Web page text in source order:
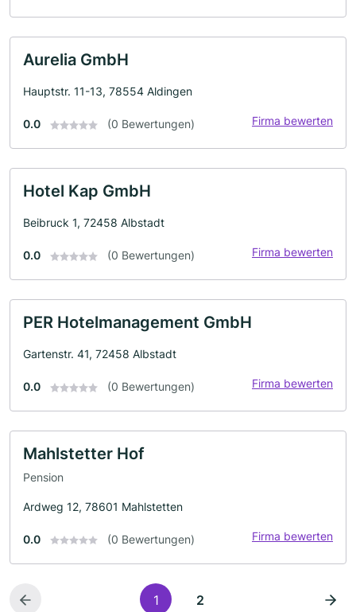
Aurelia GmbH
Hauptstr. 11-13, 78554 Aldingen
0.0 (0 Bewertungen) Firma bewerten
Hotel Kap GmbH
Beibruck 1, 72458 Albstadt
0.0 (0 Bewertungen) Firma bewerten
PER Hotelmanagement GmbH
Gartenstr. 41, 72458 Albstadt
0.0 (0 Bewertungen) Firma bewerten
Mahlstetter Hof
Pension
Ardweg 12, 78601 Mahlstetten
0.0 (0 Bewertungen) Firma bewerten
1 2